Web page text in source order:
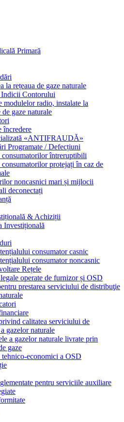
Primară
la rețeaua de gaze naturale
Indicii Contorului
modulelor radio, instalate la
de gaze naturale
încredere
«ANTIFRAUDĂ»
Programate / Defecțiuni
consumatorilor întreruptibili
protejați în caz de
noncasnici mari și mijlocii
deconectați
& Achiziții
Investițională
consumator casnic
consumator noncasnic
Rețele
operate de furnizor și OSD
prestarea serviciului de distribuţie
calitatea serviciului de
gazelor naturale
a gazelor naturale livrate prin
gaze
economici a OSD
pentru serviciile auxiliare